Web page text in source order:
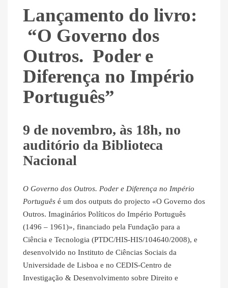
Lançamento do livro:
“O Governo dos
Outros. Poder e
Diferença no Império
Português”
9 de novembro, às 18h, no
auditório da Biblioteca
Nacional
O Governo dos Outros. Poder e Diferença no Império
Português é um dos outputs do projecto «O Governo dos
Outros. Imaginários Políticos do Império Português
(1496 – 1961)», financiado pela Fundação para a
Ciência e Tecnologia (PTDC/HIS-HIS/104640/2008), e
desenvolvido no Instituto de Ciências Sociais da
Universidade de Lisboa e no CEDIS-Centro de
Investigação & Desenvolvimento sobre Direito e